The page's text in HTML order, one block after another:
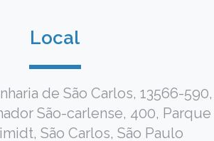
Local
de São Carlos, 13566-590,
São-carlense, 400, Parque
São Carlos, São Paulo